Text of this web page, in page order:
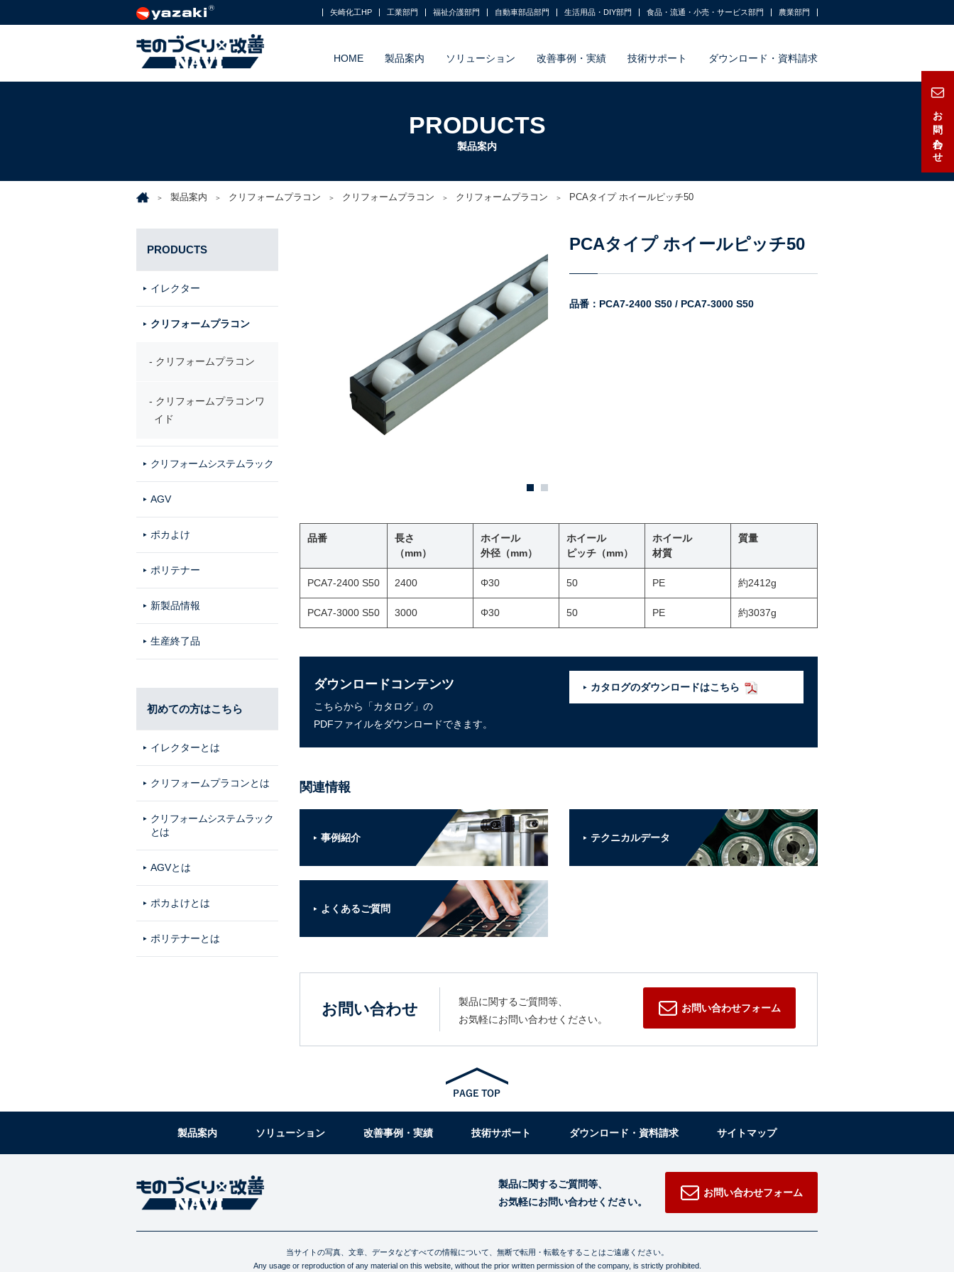
矢崎化工HP 工業部門 福祉介護部門 自動車部品部門 生活用品・DIY部門 食品・流通・小売・サービス部門 農業部門
HOME 製品案内 ソリューション 改善事例・実績 技術サポート ダウンロード・資料請求
お問い合わせ
PRODUCTS
製品案内
製品案内 クリフォームプラコン クリフォームプラコン クリフォームプラコン PCAタイプ ホイールピッチ50
PCAタイプ ホイールピッチ50
品番：PCA7-2400 S50 / PCA7-3000 S50
品番
長さ
（mm）
ホイール
外径（mm）
ホイール
ピッチ（mm）
ホイール
材質
質量
PCA7-2400 S50 2400 Φ30 50 PE 約2412g
PCA7-3000 S50 3000 Φ30 50 PE 約3037g
ダウンロードコンテンツ
こちらから「カタログ」の
PDFファイルをダウンロードできます。
カタログのダウンロードはこちら
関連情報
事例紹介 テクニカルデータ
よくあるご質問
お問い合わせ
製品に関するご質問等、
お気軽にお問い合わせください。
お問い合わせフォーム
PRODUCTS
イレクター
クリフォームプラコン
クリフォームプラコン
クリフォームプラコンワ
イド
クリフォームシステムラック
AGV
ポカよけ
ポリテナー
新製品情報
生産終了品
初めての方はこちら
イレクターとは
クリフォームプラコンとは
クリフォームシステムラック
とは
AGVとは
ポカよけとは
ポリテナーとは
製品案内 ソリューション 改善事例・実績 技術サポート ダウンロード・資料請求 サイトマップ
製品に関するご質問等、
お気軽にお問い合わせください。
お問い合わせフォーム
当サイトの写真、文章、データなどすべての情報について、無断で転用・転載をすることはご遠慮ください。
Any usage or reproduction of any material on this website, without the prior written permission of the company, is strictly prohibited.